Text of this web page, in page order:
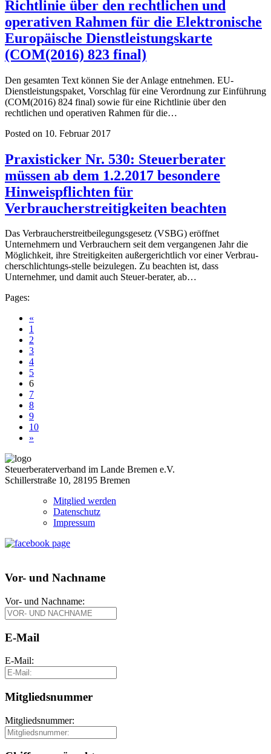
Richtlinie über den rechtlichen und
operativen Rahmen für die Elektronische
Europäische Dienstleistungskarte
(COM(2016) 823 final)
Den gesamten Text können Sie der Anlage entnehmen. EU-
Dienstleistungspaket, Vorschlag für eine Verordnung zur Einführung
(COM(2016) 824 final) sowie für eine Richtlinie über den
rechtlichen und operativen Rahmen für die…
Posted on 10. Februar 2017
Praxisticker Nr. 530: Steuerberater
müssen ab dem 1.2.2017 besondere
Hinweispflichten für
Verbraucherstreitigkeiten beachten
Das Verbraucherstreitbeilegungsgesetz (VSBG) eröffnet
Unternehmern und Verbrauchern seit dem vergangenen Jahr die
Möglichkeit, ihre Streitigkeiten außergerichtlich vor einer Verbrau-
cherschlichtungs-stelle beizulegen. Zu beachten ist, dass
Unternehmer, und damit auch Steuer-berater, ab…
Pages:
«
1
2
3
4
5
6
7
8
9
10
»
Steuerberaterverband im Lande Bremen e.V.
Schillerstraße 10, 28195 Bremen
Mitglied werden
Datenschutz
Impressum
Vor- und Nachname
Vor- und Nachname:
E-Mail
E-Mail:
Mitgliedsnummer
Mitgliedsnummer: